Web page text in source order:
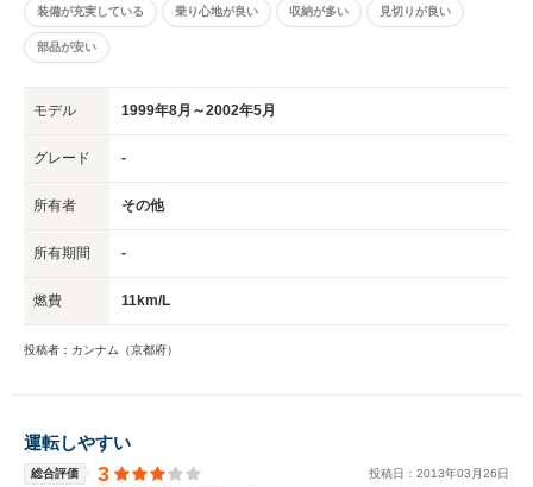
装備が充実している 乗り心地が良い 収納が多い 見切りが良い
部品が安い
モデル 1999年8月～2002年5月
グレード -
所有者 その他
所有期間 -
燃費 11km/L
投稿者：カンナム（京都府）
運転しやすい
総合評価 3 投稿日： 2013年03 月26日